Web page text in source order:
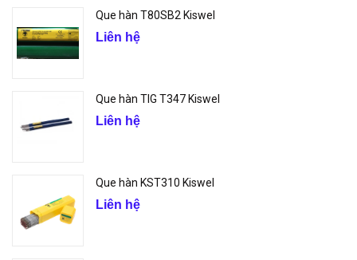
Que hàn T80SB2 Kiswel
Liên hệ
Que hàn TIG T347 Kiswel
Liên hệ
Que hàn KST310 Kiswel
Liên hệ